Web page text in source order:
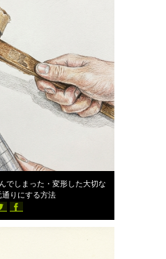
でしまった・変形した大切な
通りにする方法